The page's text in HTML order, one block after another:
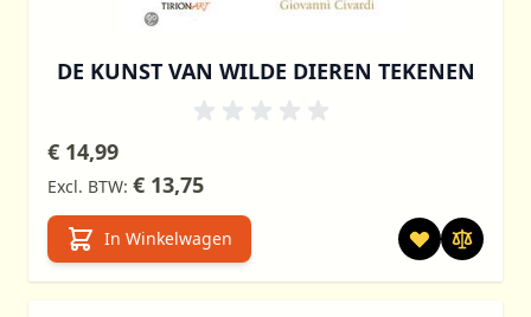
DE KUNST VAN WILDE DIEREN TEKENEN
€ 14,99
€ 13,75
In Winkelwagen